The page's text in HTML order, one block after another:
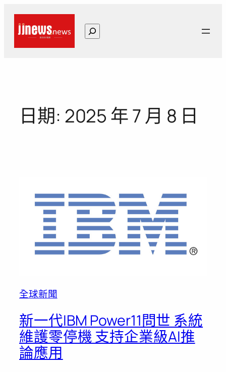
搜
尋
日期: 2025 年 7 月 8 日
全球新聞
新一代IBM Power11問世 系統
維護零停機 支持企業級AI推
論應用